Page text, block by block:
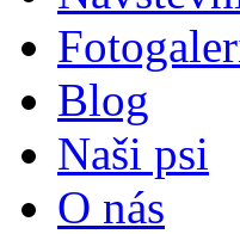
Blog
Naši psi
O nás